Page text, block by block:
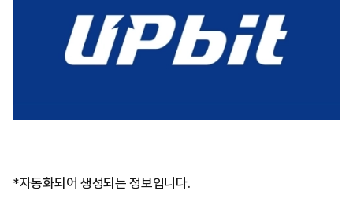
*자동화되어 생성되는 정보입니다.